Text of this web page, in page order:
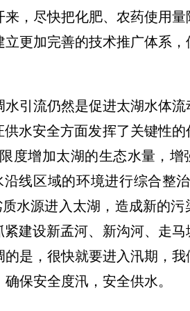
，尽快把化肥、农药使用
更加完善的技术推广体系
引流仍然是促进太湖水体流
水安全方面发挥了关键性
度增加太湖的生态水量，增
线区域的环境进行综合整
水源进入太湖，造成新的污
建设新孟河、新沟河、走
是，很快就要进入汛期，
保安全度汛，安全供水。